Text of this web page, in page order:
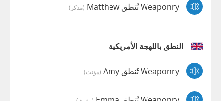
Weaponry تُنطق Matthew (مذكر)
النطق باللهجة الأمريكية
Weaponry تُنطق Amy (مؤنث)